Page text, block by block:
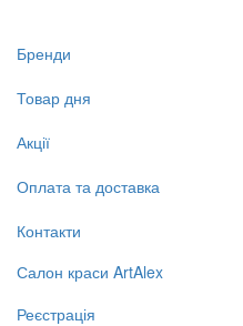
Бренди
Товар дня
Акції
Оплата та доставка
Контакти
Салон краси ArtAlex
Реєстрація